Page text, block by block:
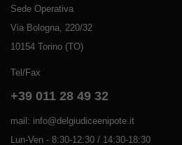
Sede Operativa
Via Bologna, 220/32
10154 Torino (TO)
Tel/Fax
+39 011 28 49 32
mail: info@delgiudiceenipote.it
Lun-Ven - 8:30-12:30 / 14:30-18:30